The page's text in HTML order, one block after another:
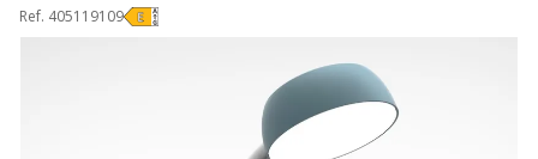
Ref. 405119109